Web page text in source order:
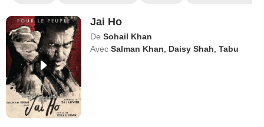
Jai Ho
De Sohail Khan
Avec Salman Khan Daisy Shah ,Tabu